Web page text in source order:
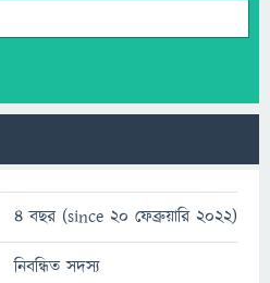
4 বছর (since 20 ফেব্রুয়ারি 2022)
নিবন্ধিত সদস্য